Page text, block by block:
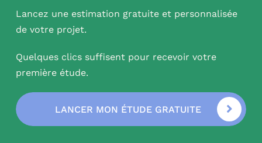
Lancez une estimation gratuite et personnalisée
de votre projet.
Quelques clics suffisent pour recevoir votre
première étude.
LANCER MON ÉTUDE GRATUITE